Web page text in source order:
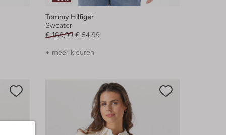
Tommy Hilfiger
Sweater
€ 109,99 € 54,99
+ meer kleuren